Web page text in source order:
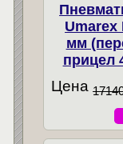
Umarex
мм
прицел
Цена